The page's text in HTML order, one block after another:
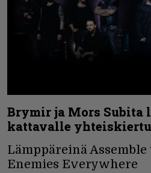
Brymir ja Mors
kattavalle
Lämppäreinä
Enemies Everywhere